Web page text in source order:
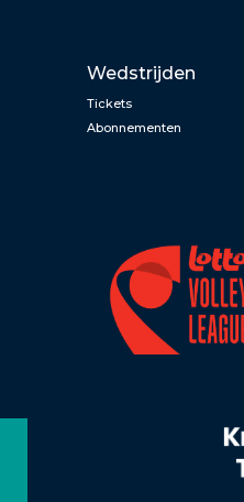
Wedstrijden
Tickets
Abonnementen